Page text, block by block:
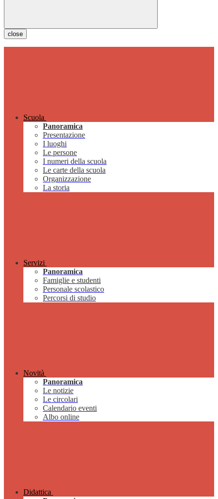
close
Scuola
Panoramica
Presentazione
I luoghi
Le persone
I numeri della scuola
Le carte della scuola
Organizzazione
La storia
Servizi
Panoramica
Famiglie e studenti
Personale scolastico
Percorsi di studio
Novità
Panoramica
Le notizie
Le circolari
Calendario eventi
Albo online
Didattica